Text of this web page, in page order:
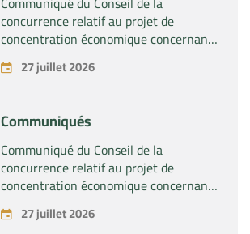
concurrence relatif au projet de
concentration économique concernant
la prise du contrôle exclusif par la
société « Plastika Kritis SA » de la
27 juillet 2026
Communiqués
Communiqué du Conseil de la
concurrence relatif au projet de
concentration économique concernant
la prise par la société « Fives SAS » du
contrôle exclusif de la société « Aries
27 juillet 2026